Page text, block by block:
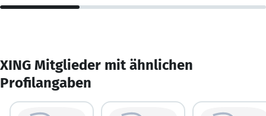
XING Mitglieder mit ähnlichen
Profilangaben